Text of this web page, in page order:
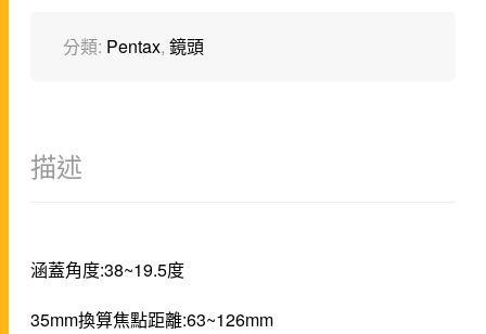
分類: Pentax,鏡頭
描述
涵蓋角度:38~19.5度
35mm換算焦點距離:63~126mm